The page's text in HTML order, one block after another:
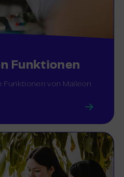
Funktionen
Funktionen von Maileon